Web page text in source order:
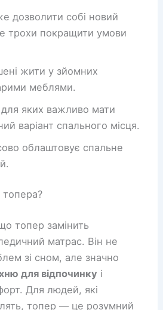
дозволити собі новий
трохи покращити умови
жити у зйомних
меблями.
яких важливо мати
варіант спального місця.
облаштовує спальне
топера?
топер замінить
матрас. Він не
зі сном, але значно
для відпочинку і
Для людей, які
топер — це розумний